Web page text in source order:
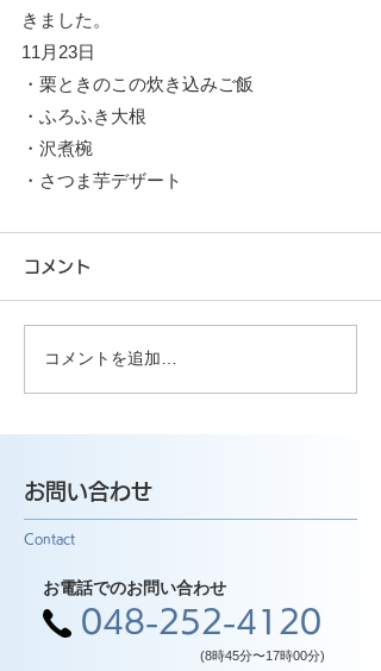
きました。
11月23日
・栗ときのこの炊き込みご飯
・ふろふき大根
・沢煮椀
・さつま芋デザート
コメント
コメントを追加…
お問い合わせ
Contact
お電話でのお問い合わせ
048-252-4120
(8時45分〜17時00分)